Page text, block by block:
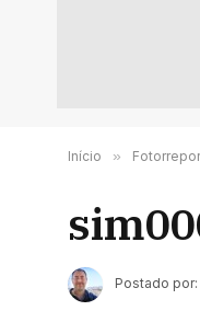
Início »
Postado por: